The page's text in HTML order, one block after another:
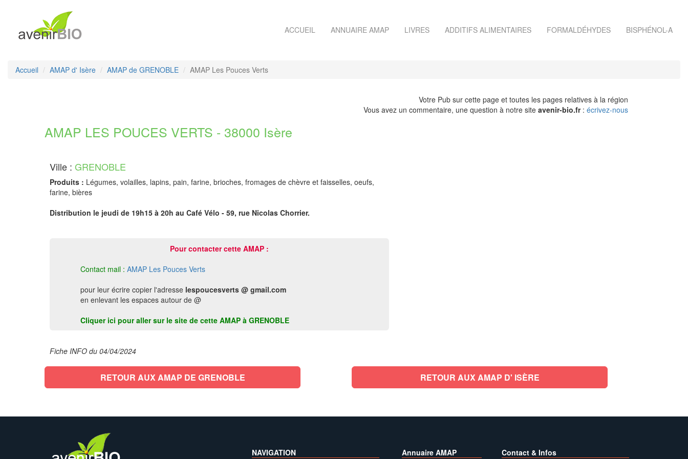
ACCUEIL ANNUAIRE AMAP LIVRES ADDITIFS ALIMENTAIRES FORMALDÉHYDES BISPHÉNOL-A
Accueil AMAP d' Isère AMAP de GRENOBLE AMAP Les Pouces Verts
Votre Pub sur cette page et toutes les pages relatives à la région
Vous avez un commentaire, une question à notre site avenir-bio.fr: écrivez-nous
AMAP LES POUCES VERTS - 38000 Isère
Ville : GRENOBLE
Produits : Légumes, volailles, lapins, pain, farine, brioches, fromages de chèvre et faisselles, oeufs,
farine, bières
Distribution le jeudi de 19h15 à 20h au Café Vélo - 59, rue Nicolas Chorrier.
Pour contacter cette AMAP :
Contact mail : AMAP Les Pouces Verts
pour leur écrire copier l'adresse lespoucesverts @ gmail.com
en enlevant les espaces autour de @
Cliquer ici pour aller sur le site de cette AMAP à GRENOBLE
Fiche INFO du 04/04/2024
RETOUR AUX AMAP DE GRENOBLE RETOUR AUX AMAP D' ISÈRE
NAVIGATION Annuaire AMAP Contact & Infos